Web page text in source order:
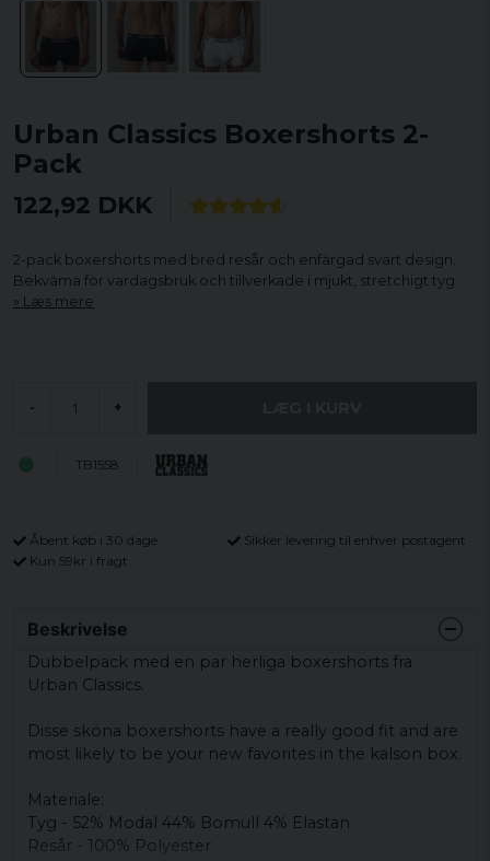
Urban Classics Boxershorts 2-
Pack
122,92 DKK
2-pack boxershorts med bred resår och enfärgad svart design.
Bekväma för vardagsbruk och tillverkade i mjukt, stretchigt tyg.
Læs mere
- +
TB1558
Åbent køb i 30 dage
Sikker levering til enhver postagent
Kun 59kr i fragt
Beskrivelse
Dubbelpack med en par herliga boxershorts fra
Urban Classics.
Disse sköna boxershorts have a really good fit and are
most likely to be your new favorites in the kalson box.
Materiale:
Tyg - 52% Modal 44% Bomull 4% Elastan
Resår - 100% Polyester